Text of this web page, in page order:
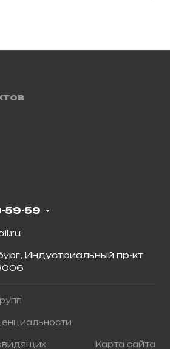
59-59
Индустриальный пр-кт
Карта сайта